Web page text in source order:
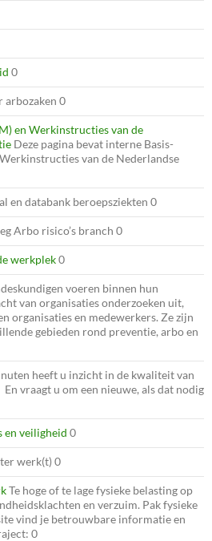
0
arbozaken 0
en Werkinstructies van de
Deze pagina bevat interne Basis-
van de Nederlandse
en databank beroepsziekten 0
Arbo risico’s branch 0
werkplek0
voeren binnen hun
van organisaties onderzoeken uit,
organisaties en medewerkers. Ze zijn
gebieden rond preventie, arbo en
heeft u inzicht in de kwaliteit van
vraagt u om een nieuwe, als dat nodig
en veiligheid 0
werk(t) 0
Te hoge of te lage fysieke belasting op
en verzuim. Pak fysieke
vind je betrouwbare informatie en
0